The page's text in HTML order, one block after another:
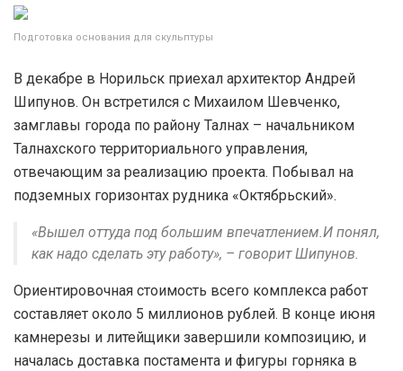
Подготовка основания для скульптуры
В декабре в Норильск приехал архитектор Андрей
Шипунов. Он встретился с Михаилом Шевченко,
замглавы города по району Талнах – начальником
Талнахского территориального управления,
отвечающим за реализацию проекта. Побывал на
подземных горизонтах рудника «Октябрьский».
«Вышел оттуда под большим впечатлением.И понял,
как надо сделать эту работу», – говорит Шипунов.
Ориентировочная стоимость всего комплекса работ
составляет около 5 миллионов рублей. В конце июня
камнерезы и литейщики завершили композицию, и
началась доставка постамента и фигуры горняка в